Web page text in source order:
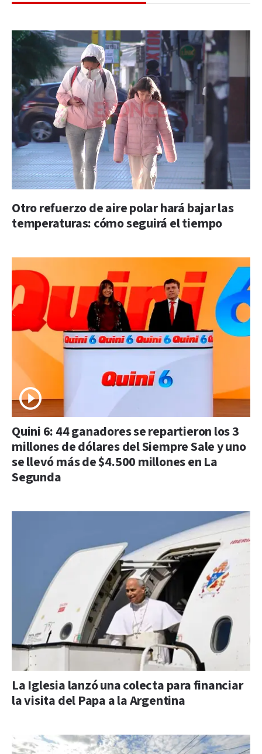
Otro refuerzo de aire polar hará bajar las
temperaturas: cómo seguirá el tiempo
Quini 6: 44 ganadores se repartieron los 3
millones de dólares del Siempre Sale y uno
se llevó más de $4.500 millones en La
Segunda
La Iglesia lanzó una colecta para financiar
la visita del Papa a la Argentina